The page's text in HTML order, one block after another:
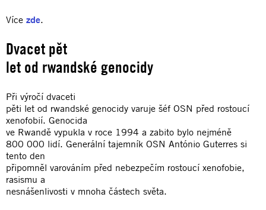
Více zde.
Dvacet pět
let od rwandské genocidy
Při výročí dvaceti
pěti let od rwandské genocidy varuje šéf OSN před rostoucí
xenofobií. Genocida
ve Rwandě vypukla v roce 1994 a zabito bylo nejméně
800 000 lidí. Generální tajemník OSN António Guterres si
tento den
připomněl varováním před nebezpečím rostoucí xenofobie,
rasismu a
nesnášenlivosti v mnoha částech světa.